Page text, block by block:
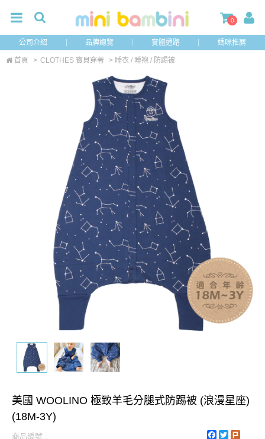
0
公司介紹 品牌總覽 實體通路 媽咪推薦
首頁 > CLOTHES 寶貝穿著 > 睡衣 / 睡袍 / 防踢被
美國 WOOLINO 極致羊毛分腿式防踢被 (浪漫星座)
(18M-3Y)
Facebook
Twitter
商品編號 :